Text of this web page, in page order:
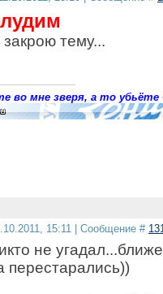
тему...
во мне зверя, а то убьёте
15:11 | Сообщение #
не
перестарались))